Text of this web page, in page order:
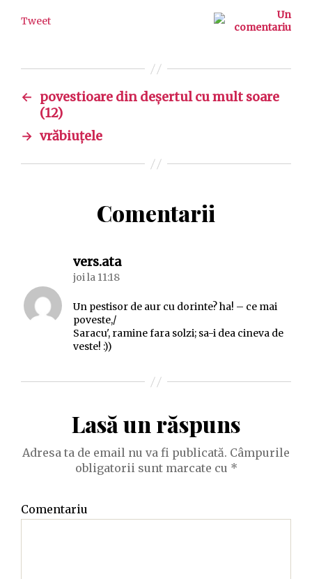
Tweet
Un
comentariu
← povestioare din deşertul cu mult soare
(12)
→ vrăbiuţele
Comentarii
vers.ataspune:
joi la 11:18
Un pestisor de aur cu dorinte? ha! – ce mai
poveste,/
Saracu', ramine fara solzi; sa-i dea cineva de
veste! :))
Lasă un răspuns
Adresa ta de email nu va fi publicată. Câmpurile
obligatorii sunt marcate cu *
Comentariu